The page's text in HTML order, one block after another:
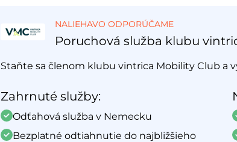
NALIEHAVO ODPORÚČAME
Poruchová služba klubu
Staňte sa členom klubu vintrica Mobility Club a
Zahrnuté služby:
Odťahová služba v Nemecku
Bezplatné odtiahnutie do najbližšieho